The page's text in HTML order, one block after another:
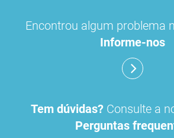
Encontrou algum problema
Informe-nos
Tem dúvidas? Consulte a
Perguntas